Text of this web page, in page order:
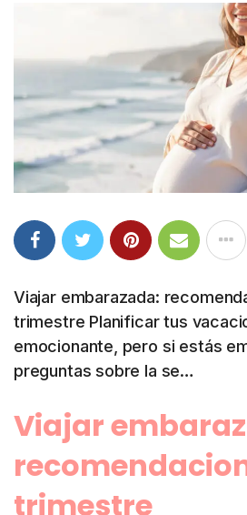
Viajar embarazada:
trimestre Planificar tus
emocionante, pero si estás
preguntas sobre la se…
Viajar
trimestre